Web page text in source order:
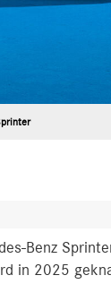
Benz
in 2025